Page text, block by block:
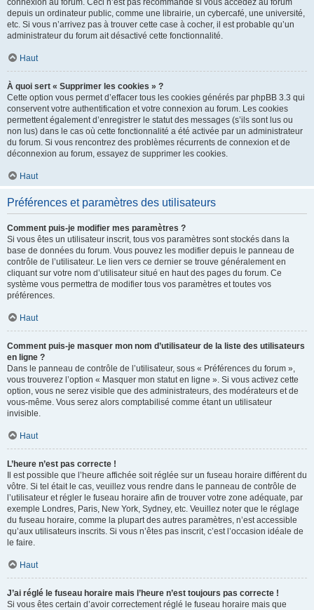
connexion au forum. Ceci n’est pas recommandé si vous accédez au forum
depuis un ordinateur public, comme une librairie, un cybercafé, une université,
etc. Si vous n’arrivez pas à trouver cette case à cocher, il est probable qu’un
administrateur du forum ait désactivé cette fonctionnalité.
Haut
À quoi sert « Supprimer les cookies » ?
Cette option vous permet d’effacer tous les cookies générés par phpBB 3.3 qui
conservent votre authentification et votre connexion au forum. Les cookies
permettent également d’enregistrer le statut des messages (s’ils sont lus ou
non lus) dans le cas où cette fonctionnalité a été activée par un administrateur
du forum. Si vous rencontrez des problèmes récurrents de connexion et de
déconnexion au forum, essayez de supprimer les cookies.
Haut
Préférences et paramètres des utilisateurs
Comment puis-je modifier mes paramètres ?
Si vous êtes un utilisateur inscrit, tous vos paramètres sont stockés dans la
base de données du forum. Vous pouvez les modifier depuis le panneau de
contrôle de l’utilisateur. Le lien vers ce dernier se trouve généralement en
cliquant sur votre nom d’utilisateur situé en haut des pages du forum. Ce
système vous permettra de modifier tous vos paramètres et toutes vos
préférences.
Haut
Comment puis-je masquer mon nom d’utilisateur de la liste des utilisateurs
en ligne ?
Dans le panneau de contrôle de l’utilisateur, sous « Préférences du forum »,
vous trouverez l’option « Masquer mon statut en ligne ». Si vous activez cette
option, vous ne serez visible que des administrateurs, des modérateurs et de
vous-même. Vous serez alors comptabilisé comme étant un utilisateur
invisible.
Haut
L’heure n’est pas correcte !
Il est possible que l’heure affichée soit réglée sur un fuseau horaire différent du
vôtre. Si tel était le cas, veuillez vous rendre dans le panneau de contrôle de
l’utilisateur et régler le fuseau horaire afin de trouver votre zone adéquate, par
exemple Londres, Paris, New York, Sydney, etc. Veuillez noter que le réglage
du fuseau horaire, comme la plupart des autres paramètres, n’est accessible
qu’aux utilisateurs inscrits. Si vous n’êtes pas inscrit, c’est l’occasion idéale de
le faire.
Haut
J’ai réglé le fuseau horaire mais l’heure n’est toujours pas correcte !
Si vous êtes certain d’avoir correctement réglé le fuseau horaire mais que